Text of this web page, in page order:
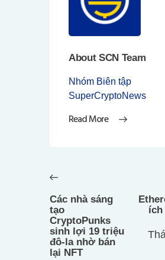
About SCN Team
Nhóm Biên tập
SuperCryptoNews
Read More
hướng
bài
viết
post:
Các nhà sáng
tạo
CryptoPunks
sinh lợi 19 triệu
đô-la nhờ bán
lại NFT
ích